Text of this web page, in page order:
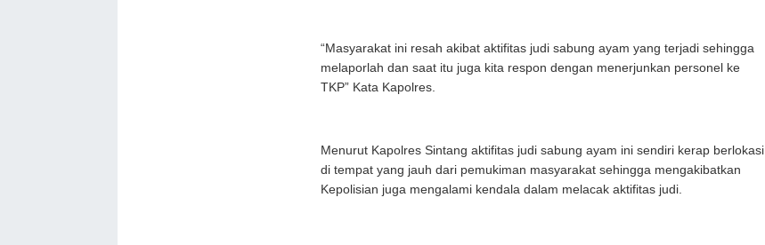
“Masyarakat ini resah akibat aktifitas judi sabung ayam yang terjadi sehingga
melaporlah dan saat itu juga kita respon dengan menerjunkan personel ke
TKP” Kata Kapolres.
Menurut Kapolres Sintang aktifitas judi sabung ayam ini sendiri kerap berlokasi
di tempat yang jauh dari pemukiman masyarakat sehingga mengakibatkan
Kepolisian juga mengalami kendala dalam melacak aktifitas judi.